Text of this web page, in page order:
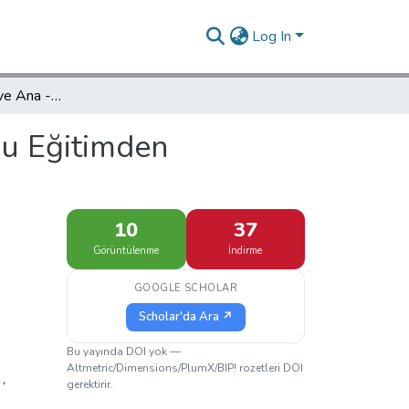
Log In
Okulöncesi Eğitim ve Ana -Babaların Bu Eğitimden Beklentileri
Eğitimden
,
10
Görüntülenme
37
İndirme
GOOGLE SCHOLAR
Scholar'da Ara ↗
Bu yayında DOI yok —
Altmetric/Dimensions/PlumX/BIP! rozetleri DOI
gerektirir.